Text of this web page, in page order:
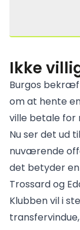
Ikke
Burgos
om at hente
ville betale for
Nu ser det ud
nuværende
det betyder
Trossard og
Klubben vil i